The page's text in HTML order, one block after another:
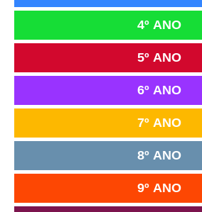
4º ANO
5º ANO
6º ANO
7º ANO
8º ANO
9º ANO